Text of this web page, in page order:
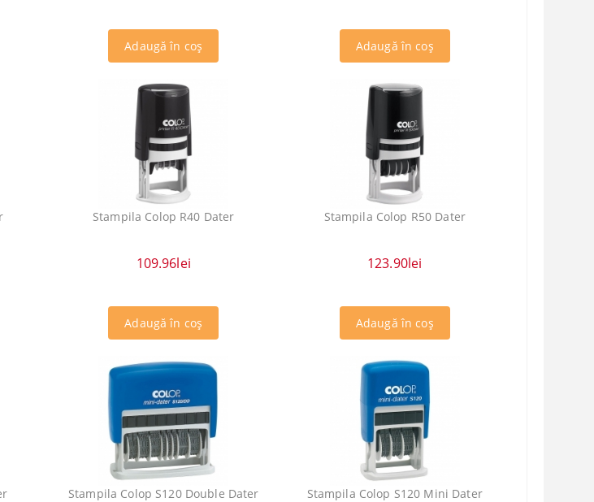
Stampila Colop R40 Dater
109.96lei
Stampila Colop R50 Dater
123.90lei
Stampila Colop S120 Double Dater Stampila Colop S120 Mini Dater